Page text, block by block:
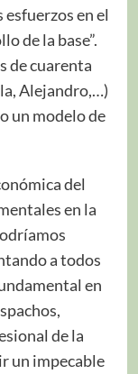
en el
de la base”.
de cuarenta
Alejandro,…)
un modelo de
del
en la
a todos
en
de la
un impecable